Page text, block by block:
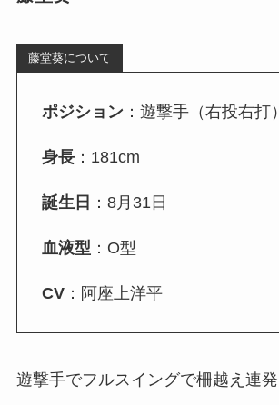
藤堂葵について
ポジション：遊撃手（右投右打）
身長：181cm
誕生日 ：8月31日
血液型 ：O型
CV：阿座上洋平
遊撃手でフルスイングで柵越え連発